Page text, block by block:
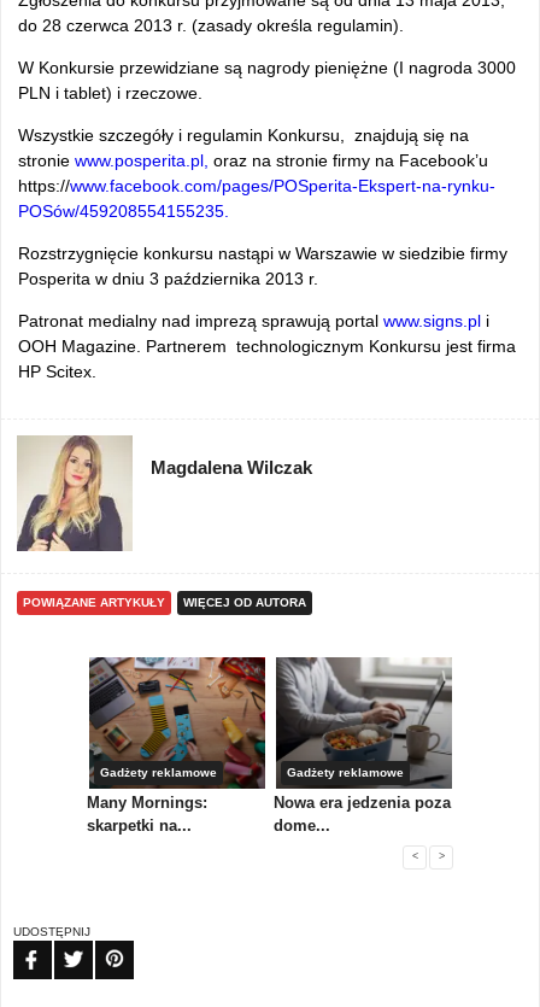
do 28 czerwca 2013 r. (zasady określa regulamin).
W Konkursie przewidziane są nagrody pieniężne (I nagroda 3000
PLN i tablet) i rzeczowe.
Wszystkie szczegóły i regulamin Konkursu, znajdują się na
stronie www.posperita.pl, oraz na stronie firmy na Facebook’u
https://www.facebook.com/pages/POSperita-Ekspert-na-rynku-
POSów/459208554155235.
Rozstrzygnięcie konkursu nastąpi w Warszawie w siedzibie firmy
Posperita w dniu 3 października 2013 r.
Patronat medialny nad imprezą sprawują portal www.signs.pl i
OOH Magazine. Partnerem technologicznym Konkursu jest firma
HP Scitex.
Magdalena Wilczak
POWIĄZANE ARTYKUŁY WIĘCEJ OD AUTORA
Gadżety reklamowe
Many Mornings:
skarpetki na...
Gadżety reklamowe
Nowa era jedzenia poza
dome...
< >
UDOSTĘPNIJ